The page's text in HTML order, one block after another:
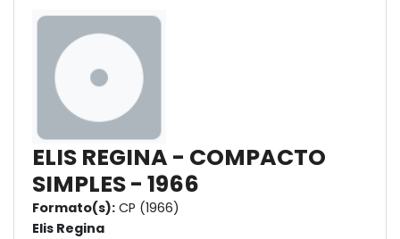
ELIS REGINA - COMPACTO
SIMPLES - 1966
Formato(s): CP (1966)
Elis Regina